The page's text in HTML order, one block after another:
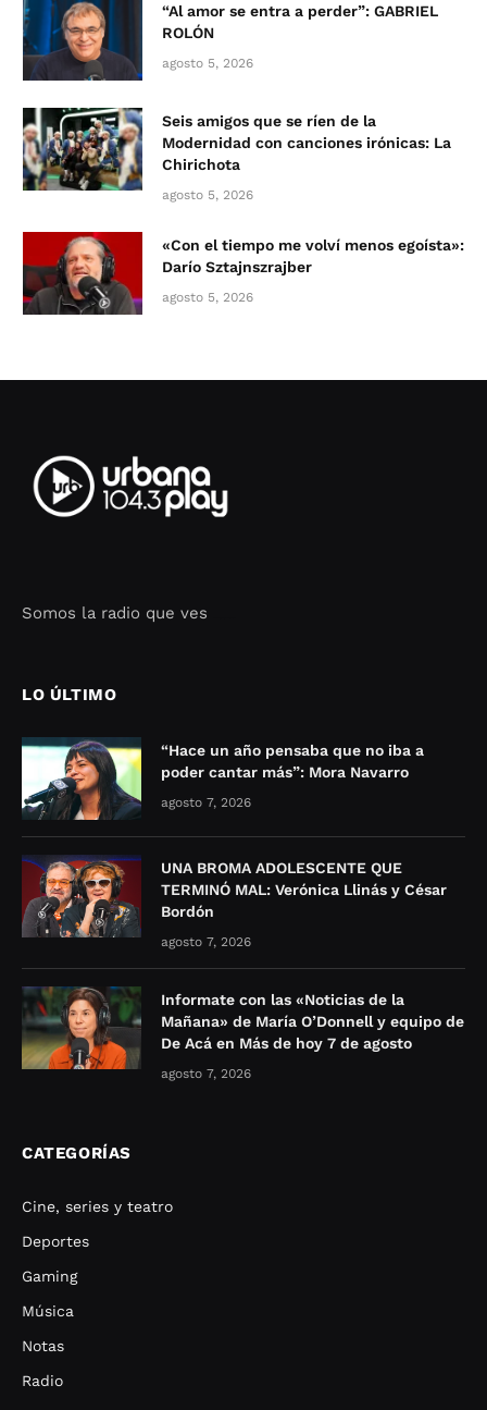
“Al amor se entra a perder”: GABRIEL
ROLÓN
agosto 5, 2026
Seis amigos que se ríen de la
Modernidad con canciones irónicas: La
Chirichota
agosto 5, 2026
«Con el tiempo me volví menos egoísta»:
Darío Sztajnszrajber
agosto 5, 2026
Somos la radio que ves
LO ÚLTIMO
“Hace un año pensaba que no iba a
poder cantar más”: Mora Navarro
agosto 7, 2026
UNA BROMA ADOLESCENTE QUE
TERMINÓ MAL: Verónica Llinás y César
Bordón
agosto 7, 2026
Informate con las «Noticias de la
Mañana» de María O’Donnell y equipo de
De Acá en Más de hoy 7 de agosto
agosto 7, 2026
CATEGORÍAS
Cine, series y teatro
Deportes
Gaming
Música
Notas
Radio